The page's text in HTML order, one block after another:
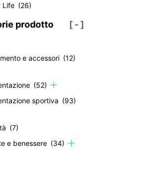
Life (26)
prodotto [ - ]
e accessori (12)
(52)
sportiva (93)
(7)
e benessere (34)